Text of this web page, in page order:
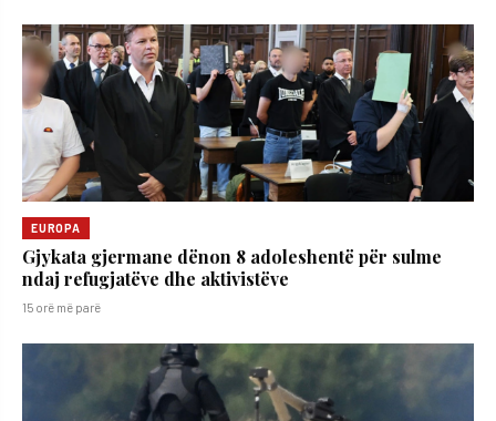
EUROPA
Gjykata gjermane dënon 8 adoleshentë për sulme
ndaj refugjatëve dhe aktivistëve
15 orë më parë